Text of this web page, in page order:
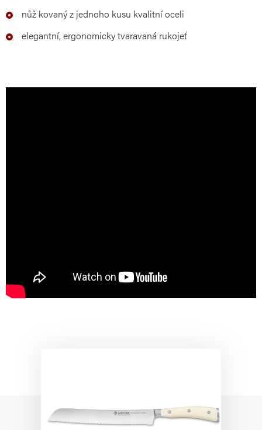
nůž kovaný z jednoho kusu kvalitní oceli
elegantní, ergonomicky tvaravaná rukojeť